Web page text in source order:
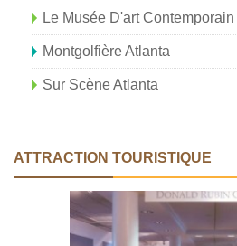
Le Musée D'art
Montgolfière Atlanta
Sur Scène Atlanta
ATTRACTION TOURISTIQUE